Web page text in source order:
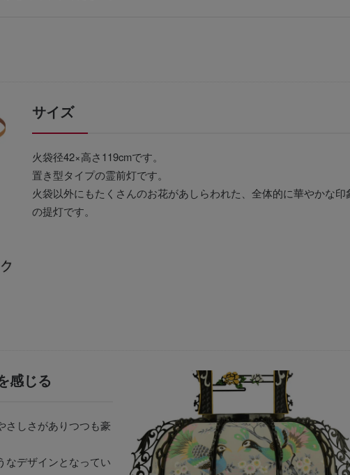
サイズ
火袋径42×高さ119cmです。
置き型タイプの霊前灯です。
火袋以外にもたくさんのお花があしらわれた、全体的に華やかな印
の提灯です。
感じる
さしさがありつつも豪
なデザインとなってい